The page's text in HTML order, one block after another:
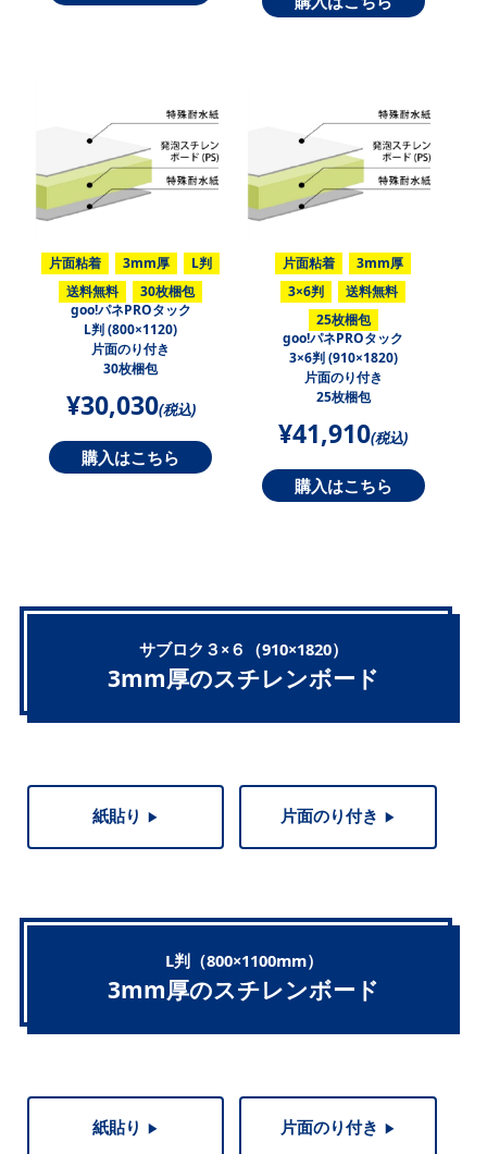
片面粘着 3mm厚
L判
送料無料
30枚梱包
goo!パネPROタック
L判 (800×1120)
片面のり付き
30枚梱包
¥30,030(税込)
購入はこちら
片面粘着
3mm厚
3×6判
送料無料
25枚梱包
goo!パネPROタック
3×6判 (910×1820)
片面のり付き
25枚梱包
¥41,910(税込)
購入はこちら
サブロク３×６（910×1820）
3mm厚のスチレンボード
紙貼り ▶︎ 片面のり付き ▶︎
L判（800×1100mm）
3mm厚のスチレンボード
紙貼り ▶︎ 片面のり付き ▶︎